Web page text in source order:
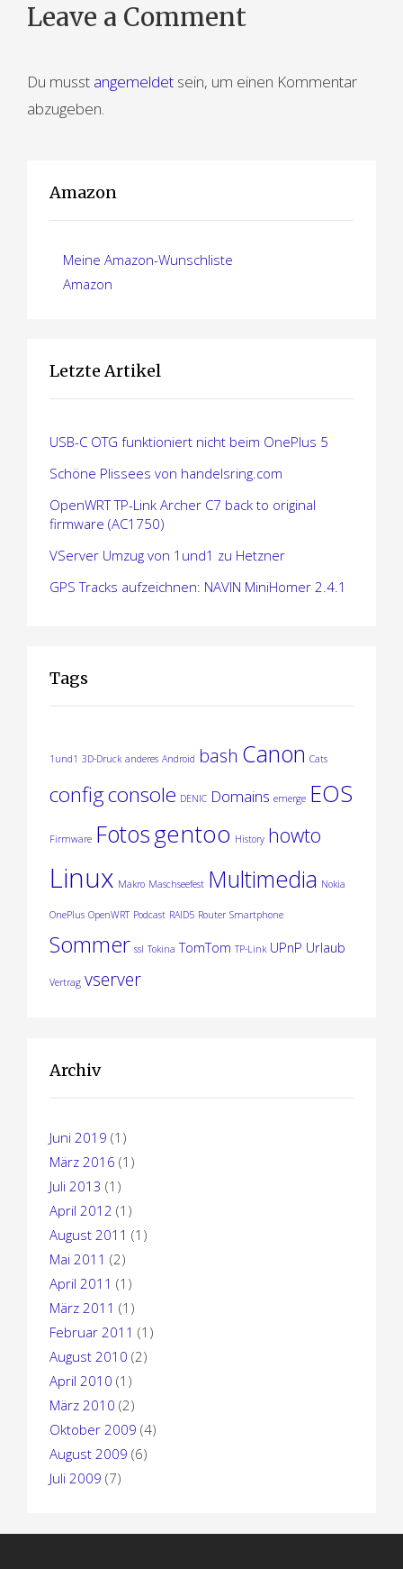
i
r
Leave a Comment
Du musst angemeldet sein, um einen Kommentar
abzugeben.
Amazon
Meine Amazon-Wunschliste
Amazon
Letzte Artikel
USB-C OTG funktioniert nicht beim OnePlus 5
Schöne Plissees von handelsring.com
OpenWRT TP-Link Archer C7 back to original
firmware (AC1750)
VServer Umzug von 1und1 zu Hetzner
GPS Tracks aufzeichnen: NAVIN MiniHomer 2.4.1
Tags
1und1 3D-Druck anderes Android bash Canon Cats
configconsole DENIC Domains emerge EOS
Firmware Fotosgentoo History howto
Linux Makro Maschseefest Multimedia Nokia
OnePlus OpenWRT Podcast RAID5 Router Smartphone
Sommer ssl Tokina TomTom TP-Link UPnP Urlaub
Vertrag vserver
Archiv
Juni 2019 (1)
März 2016 (1)
Juli 2013 (1)
April 2012 (1)
August 2011 (1)
Mai 2011 (2)
April 2011 (1)
März 2011 (1)
Februar 2011 (1)
August 2010 (2)
April 2010 (1)
März 2010 (2)
Oktober 2009 (4)
August 2009 (6)
Juli 2009 (7)